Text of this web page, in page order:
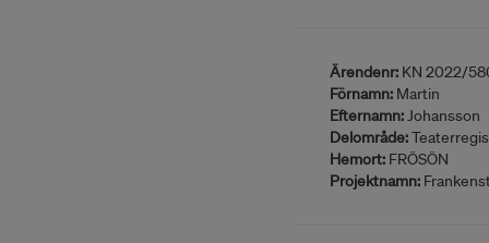
Ärendenr:KN 2022/
Förnamn:Martin
Efternamn:Johansson
Delområde:
Hemort:FRÖSÖN
Projektnamn: